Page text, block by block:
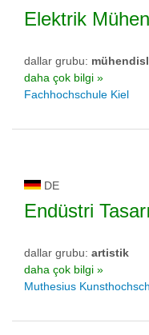
Elektrik
dallar grubu:
daha çok bilgi »
Fachhochschule Kiel
DE
Endüstri
dallar grubu: artistik
daha çok bilgi »
Muthesius